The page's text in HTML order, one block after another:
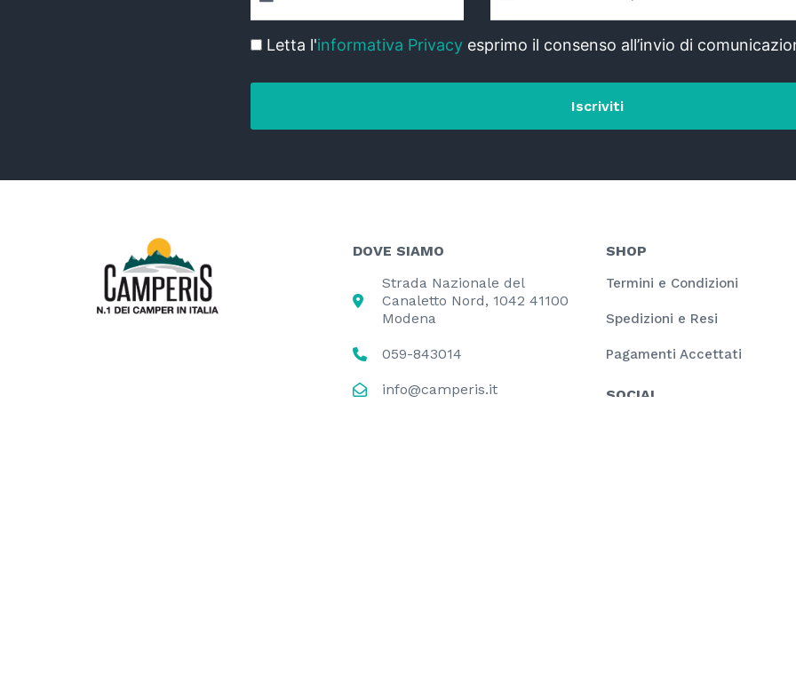
Letta l'informativa Privacy esprimo il consenso all’invio di
Iscriviti
DOVE SIAMO
Strada Nazionale del
Canaletto Nord, 1042 41100
Modena
059-843014
info@camperis.it
SHOP
Termini e Condizioni
Spedizioni e Resi
Pagamenti Accettati
SOCIAL